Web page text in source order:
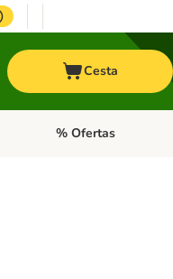
Cesta
abierto: Otros animales
Menú de categoria
% Ofertas